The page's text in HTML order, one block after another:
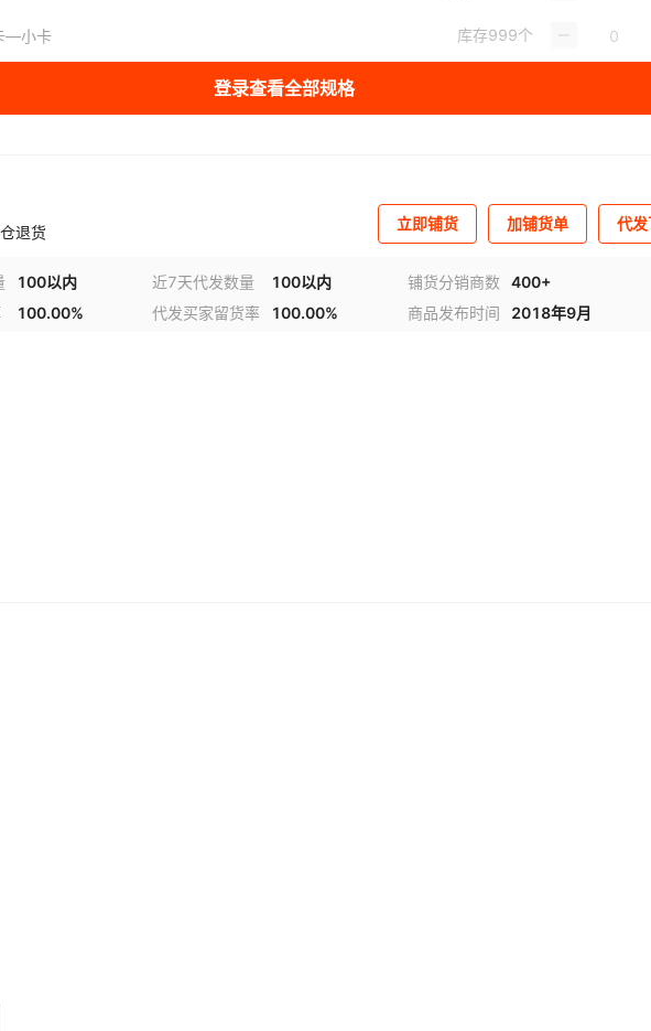
—小卡 库存999个
登录查看全部规格
退货 立即铺货 加铺货单 代
100以内 近7天代发数量 100以内 铺货分销商数 400+
100.00% 代发买家留货率 100.00% 商品发布时间 2018年9月